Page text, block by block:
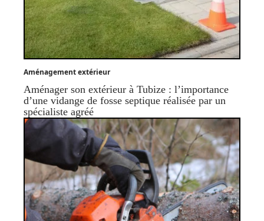
Aménagement extérieur
Aménager son extérieur à Tubize : l’importance
d’une vidange de fosse septique réalisée par un
spécialiste agréé